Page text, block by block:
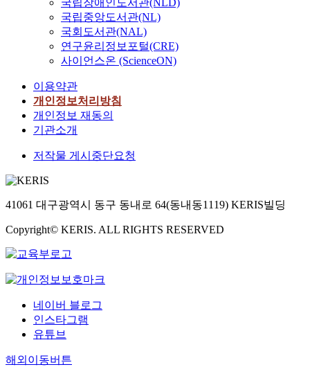
국립장애인도서관(NLD)
국립중앙도서관(NL)
국회도서관(NAL)
연구윤리정보포털(CRE)
사이언스온 (ScienceON)
이용약관
개인정보처리방침
개인정보 재동의
기관소개
저작물 게시중단요청
41061 대구광역시 동구 동내로 64(동내동1119) KERIS빌딩
Copyright© KERIS. ALL RIGHTS RESERVED
네이버 블로그
인스타그램
유튜브
해외이동버튼